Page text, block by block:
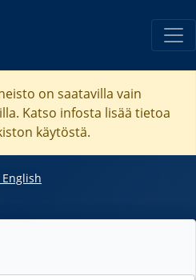
on saatavilla vain
Katso infosta lisää tietoa
käytöstä.
English